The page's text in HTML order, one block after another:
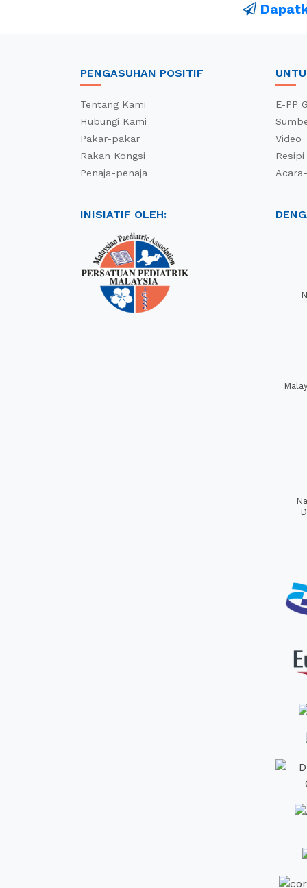
PENGASUHAN POSITIF
Tentang Kami
Hubungi Kami
Pakar-pakar
Rakan Kongsi
Penaja-penaja
E-PP
Video
Resipi
INISIATIF OLEH: